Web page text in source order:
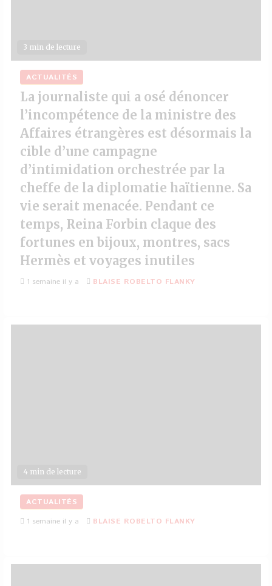
3 min de lecture
ACTUALITÉS
La journaliste qui a osé dénoncer
l’incompétence de la ministre des
Affaires étrangères est désormais la
cible d’une campagne
d’intimidation orchestrée par la
cheffe de la diplomatie haïtienne. Sa
vie serait menacée. Pendant ce
temps, Reina Forbin claque des
fortunes en bijoux, montres, sacs
Hermès et voyages inutiles
1 semaine il y a BLAISE ROBELTO FLANKY
4 min de lecture
ACTUALITÉS
1 semaine il y a
BLAISE ROBELTO FLANKY